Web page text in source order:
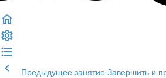
Предыдущее занятие Завершить и